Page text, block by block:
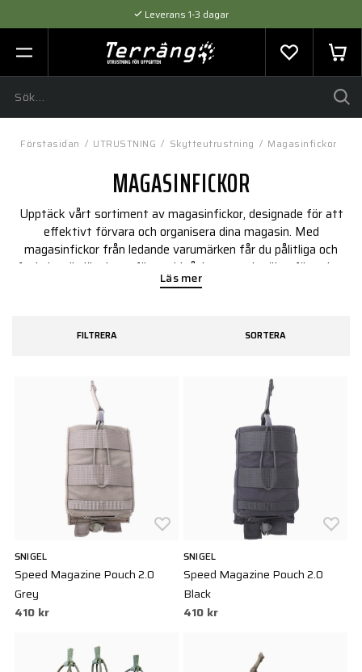
Leverans 1-3 dagar
Flexibel betalning med SVEA
Expertråd & Kvalitetsprodukter
Förstasidan / UTRUSTNING / Skytteutrustning / Magasinfickor
MAGASINFICKOR
Upptäck vårt sortiment av magasinfickor, designade för att
effektivt förvara och organisera dina magasin. Med
magasinfickor från ledande varumärken får du pålitliga och
funktionella lösningar för snabb åtkomst och säker förvaring.
Hitta den magasinficka som passar dina behov för både
Läs mer
FILTRERA SORTERA
SNIGEL
Speed Magazine Pouch 2.0
Grey
410 kr
SNIGEL
Speed Magazine Pouch 2.0
Black
410 kr